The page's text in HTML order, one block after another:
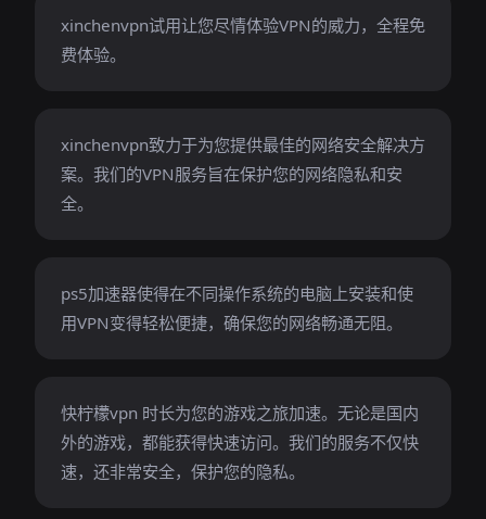
xinchenvpn试用让您尽情体验VPN的威力，全程免
费体验。
xinchenvpn致力于为您提供最佳的网络安全解决方
案。我们的VPN服务旨在保护您的网络隐私和安
全。
ps5加速器使得在不同操作系统的电脑上安装和使
用VPN变得轻松便捷，确保您的网络畅通无阻。
快柠檬vpn 时长为您的游戏之旅加速。无论是国内
外的游戏，都能获得快速访问。我们的服务不仅快
速，还非常安全，保护您的隐私。